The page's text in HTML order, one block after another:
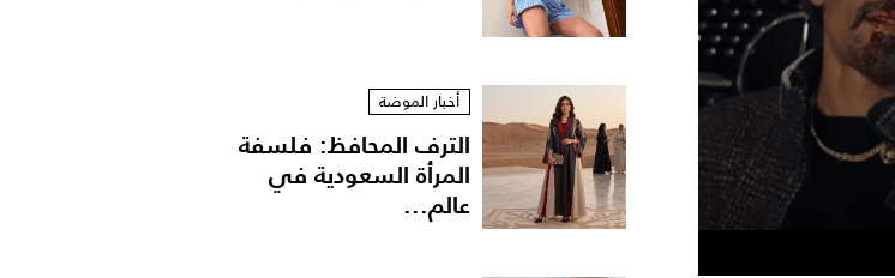
أخبار الموضة
الترف المحافظ: فلسفة
المرأة السعودية في
عالم...